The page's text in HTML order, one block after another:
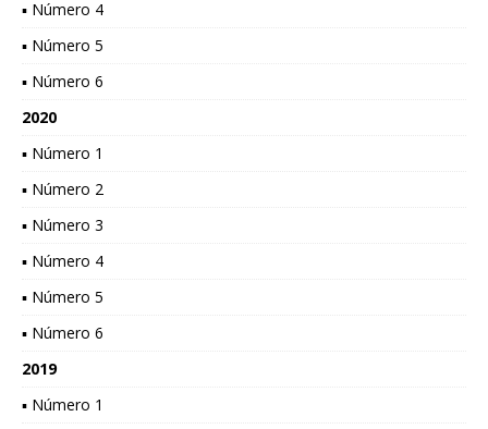
▪ Número 4
▪ Número 5
▪ Número 6
2020
▪ Número 1
▪ Número 2
▪ Número 3
▪ Número 4
▪ Número 5
▪ Número 6
2019
▪ Número 1